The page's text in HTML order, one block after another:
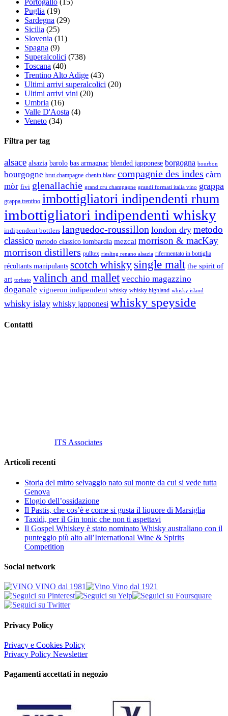
Portogallo (15)
Puglia (19)
Sardegna (29)
Sicilia (25)
Slovenia (11)
Spagna (9)
Superalcolici (738)
Toscana (40)
Trentino Alto Adige (43)
Ultimi arrivi superalcolici (20)
Ultimi arrivi vini (20)
Umbria (16)
Valle D'Aosta (4)
Veneto (34)
Filtra per tag
alsace alsazia barolo bas armagnac blended japponese borgogna bourbon
bourgogne brut champagne chenin blanc compagnie des indes càrn
mòr fivi glenallachie grand cru champagne grandi formati italia vino grappa
grappa trentino imbottigliatori indipendenti rhum
imbottigliatori indipendenti whisky
indipendent bottlers languedoc-roussillon london dry metodo
classico metodo classico lombardia mezcal morrison & macKay
morrison distillers pulltex riesling renano alsazia rifermentato in bottiglia
récoltants manipulants scotch whisky single malt the spirit of
art torbato valinch and mallet vecchio magazzino
doganale vigneron indipendent whisky whisky highland whisky island
whisky islay whisky japponesi whisky speyside
Contatti
ITS Associates
Articoli recenti
Storia del mirto selvaggio nato sul monte da cui si vede tutta
Genova
Elogio dell’ossidazione
Il Pastis, che cos’è e come si gusta il liquore di Marsiglia
Taxidi, per il Gin tonic che non ti aspettavi
Il Gospel Whiskey è stato nominato Whisky australiano con il
punteggio più alto all’International Wine & Spirits
Competition
Social network
Privacy Policy
Privacy e Cookies Policy
Privacy Policy Newsletter
Pagamenti accettati in negozio